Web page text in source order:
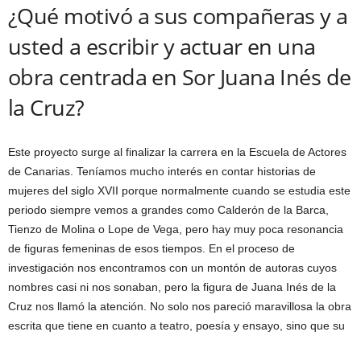
¿Qué motivó a sus compañeras y a
usted a escribir y actuar en una
obra centrada en Sor Juana Inés de
la Cruz?
Este proyecto surge al finalizar la carrera en la Escuela de Actores
de Canarias. Teníamos mucho interés en contar historias de
mujeres del siglo XVII porque normalmente cuando se estudia este
periodo siempre vemos a grandes como Calderón de la Barca,
Tienzo de Molina o Lope de Vega, pero hay muy poca resonancia
de figuras femeninas de esos tiempos. En el proceso de
investigación nos encontramos con un montón de autoras cuyos
nombres casi ni nos sonaban, pero la figura de Juana Inés de la
Cruz nos llamó la atención. No solo nos pareció maravillosa la obra
escrita que tiene en cuanto a teatro, poesía y ensayo, sino que su